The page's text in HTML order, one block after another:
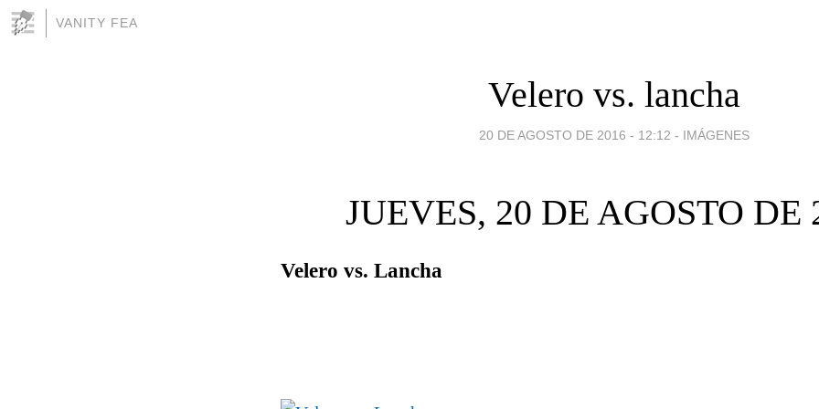
VANITY FEA
Velero vs. lancha
20 DE AGOSTO DE 2016 - 12:12 - IMÁGENES
JUEVES, 20 DE AGOSTO DE
Velero vs. Lancha